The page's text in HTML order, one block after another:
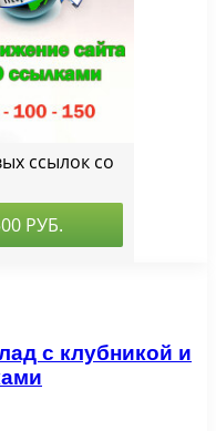
с клубникой и